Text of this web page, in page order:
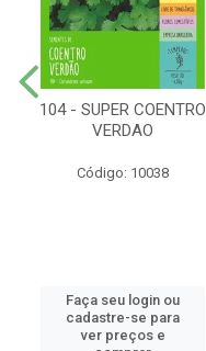
104 - SUPER COENTRO
VERDAO
Código: 10038
Faça seu login ou
cadastre-se para
ver preços e